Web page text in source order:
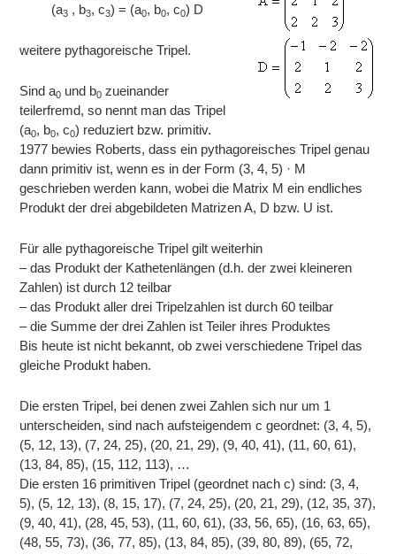
(a3, b3, c3) = (a0, b0, c0) D
weitere pythagoreische Tripel.
Sind a0 und b0 zueinander
teilerfremd, so nennt man das Tripel
(a0, b0, c0) reduziert bzw. primitiv.
1977 bewies Roberts, dass ein pythagoreisches Tripel genau
dann primitiv ist, wenn es in der Form (3, 4, 5) · M
geschrieben werden kann, wobei die Matrix M ein endliches
Produkt der drei abgebildeten Matrizen A, D bzw. U ist.
Für alle pythagoreische Tripel gilt weiterhin
– das Produkt der Kathetenlängen (d.h. der zwei kleineren
Zahlen) ist durch 12 teilbar
– das Produkt aller drei Tripelzahlen ist durch 60 teilbar
– die Summe der drei Zahlen ist Teiler ihres Produktes
Bis heute ist nicht bekannt, ob zwei verschiedene Tripel das
gleiche Produkt haben.
Die ersten Tripel, bei denen zwei Zahlen sich nur um 1
unterscheiden, sind nach aufsteigendem c geordnet: (3, 4, 5),
(5, 12, 13), (7, 24, 25), (20, 21, 29), (9, 40, 41), (11, 60, 61),
(13, 84, 85), (15, 112, 113), …
Die ersten 16 primitiven Tripel (geordnet nach c) sind: (3, 4,
5), (5, 12, 13), (8, 15, 17), (7, 24, 25), (20, 21, 29), (12, 35, 37),
(9, 40, 41), (28, 45, 53), (11, 60, 61), (33, 56, 65), (16, 63, 65),
(48, 55, 73), (36, 77, 85), (13, 84, 85), (39, 80, 89), (65, 72,